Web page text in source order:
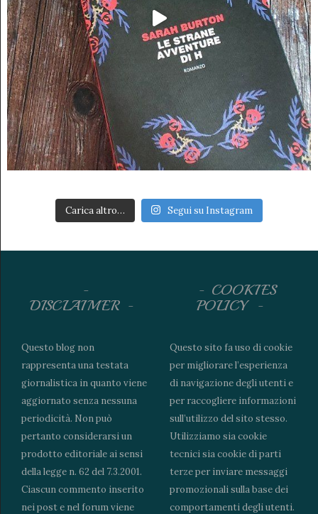
Carica altro… Segui su Instagram
DISCLAIMER
Questo blog non
rappresenta una testata
giornalistica in quanto viene
aggiornato senza nessuna
periodicità. Non può
pertanto considerarsi un
prodotto editoriale ai sensi
della legge n. 62 del 7.3.2001.
Ciascun commento inserito
nei post e nel forum viene
COOKIES
POLICY
Questo sito fa uso di cookie
per migliorare l’esperienza
di navigazione degli utenti e
per raccogliere informazioni
sull’utilizzo del sito stesso.
Utilizziamo sia cookie
tecnici sia cookie di parti
terze per inviare messaggi
promozionali sulla base dei
comportamenti degli utenti.